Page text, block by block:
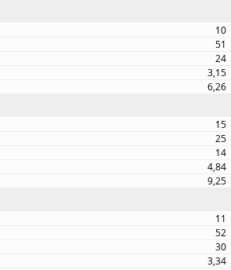
10
51
24
3,15
6,26
15
25
14
4,84
9,25
11
52
30
3,34